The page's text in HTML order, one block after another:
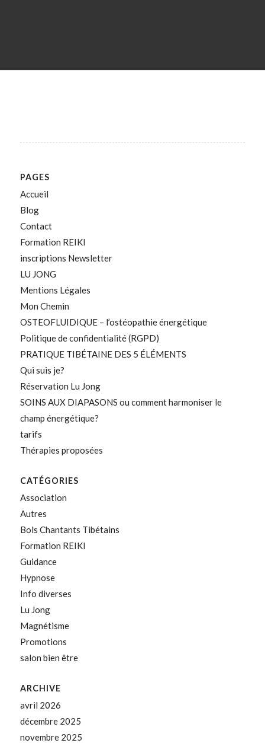
PAGES
Accueil
Blog
Contact
Formation REIKI
inscriptions Newsletter
LU JONG
Mentions Légales
Mon Chemin
OSTEOFLUIDIQUE – l’ostéopathie énergétique
Politique de confidentialité (RGPD)
PRATIQUE TIBÉTAINE DES 5 ÉLÉMENTS
Qui suis je?
Réservation Lu Jong
SOINS AUX DIAPASONS ou comment harmoniser le
champ énergétique?
tarifs
Thérapies proposées
CATÉGORIES
Association
Autres
Bols Chantants Tibétains
Formation REIKI
Guidance
Hypnose
Info diverses
Lu Jong
Magnétisme
Promotions
salon bien être
ARCHIVE
avril 2026
décembre 2025
novembre 2025